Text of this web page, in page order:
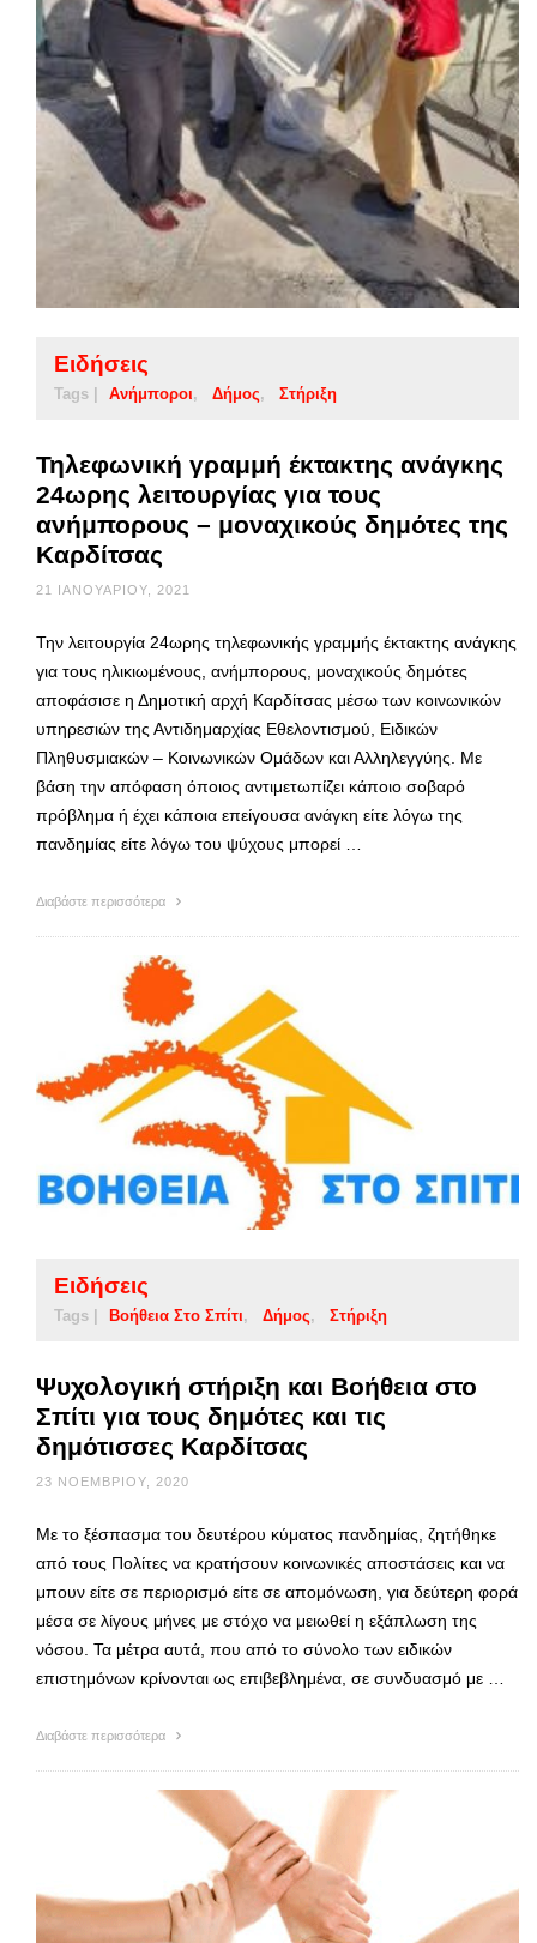
Ειδήσεις
Tags | Ανήμποροι Δήμος Στήριξη
Τηλεφωνική γραμμή έκτακτης ανάγκης
24ωρης λειτουργίας για τους
ανήμπορους – μοναχικούς δημότες της
Καρδίτσας
21 ΙΑΝΟΥΑΡΊΟΥ, 2021
Την λειτουργία 24ωρης τηλεφωνικής γραμμής έκτακτης ανάγκης
για τους ηλικιωμένους, ανήμπορους, μοναχικούς δημότες
αποφάσισε η Δημοτική αρχή Καρδίτσας μέσω των κοινωνικών
υπηρεσιών της Αντιδημαρχίας Εθελοντισμού, Ειδικών
Πληθυσμιακών – Κοινωνικών Ομάδων και Αλληλεγγύης. Με
βάση την απόφαση όποιος αντιμετωπίζει κάποιο σοβαρό
πρόβλημα ή έχει κάποια επείγουσα ανάγκη είτε λόγω της
πανδημίας είτε λόγω του ψύχους μπορεί …
Διαβάστε περισσότερα
Ειδήσεις
Tags | Βοήθεια Στο Σπίτι Δήμος Στήριξη
Ψυχολογική στήριξη και Βοήθεια στο
Σπίτι για τους δημότες και τις
δημότισσες Καρδίτσας
23 ΝΟΕΜΒΡΊΟΥ, 2020
Με το ξέσπασμα του δευτέρου κύματος πανδημίας, ζητήθηκε
από τους Πολίτες να κρατήσουν κοινωνικές αποστάσεις και να
μπουν είτε σε περιορισμό είτε σε απομόνωση, για δεύτερη φορά
μέσα σε λίγους μήνες με στόχο να μειωθεί η εξάπλωση της
νόσου. Τα μέτρα αυτά, που από το σύνολο των ειδικών
επιστημόνων κρίνονται ως επιβεβλημένα, σε συνδυασμό με …
Διαβάστε περισσότερα